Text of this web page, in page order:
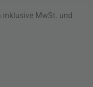
inklusive MwSt. und